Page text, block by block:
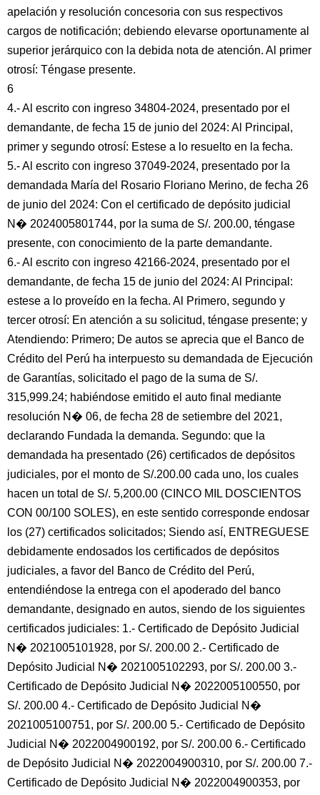
apelación y resolución concesoria con sus respectivos
cargos de notificación; debiendo elevarse oportunamente al
superior jerárquico con la debida nota de atención. Al primer
otrosí: Téngase presente.
6
4.- Al escrito con ingreso 34804-2024, presentado por el
demandante, de fecha 15 de junio del 2024: Al Principal,
primer y segundo otrosí: Estese a lo resuelto en la fecha.
5.- Al escrito con ingreso 37049-2024, presentado por la
demandada María del Rosario Floriano Merino, de fecha 26
de junio del 2024: Con el certificado de depósito judicial
N� 2024005801744, por la suma de S/. 200.00, téngase
presente, con conocimiento de la parte demandante.
6.- Al escrito con ingreso 42166-2024, presentado por el
demandante, de fecha 15 de junio del 2024: Al Principal:
estese a lo proveído en la fecha. Al Primero, segundo y
tercer otrosí: En atención a su solicitud, téngase presente; y
Atendiendo: Primero; De autos se aprecia que el Banco de
Crédito del Perú ha interpuesto su demandada de Ejecución
de Garantías, solicitado el pago de la suma de S/.
315,999.24; habiéndose emitido el auto final mediante
resolución N� 06, de fecha 28 de setiembre del 2021,
declarando Fundada la demanda. Segundo: que la
demandada ha presentado (26) certificados de depósitos
judiciales, por el monto de S/.200.00 cada uno, los cuales
hacen un total de S/. 5,200.00 (CINCO MIL DOSCIENTOS
CON 00/100 SOLES), en este sentido corresponde endosar
los (27) certificados solicitados; Siendo así, ENTREGUESE
debidamente endosados los certificados de depósitos
judiciales, a favor del Banco de Crédito del Perú,
entendiéndose la entrega con el apoderado del banco
demandante, designado en autos, siendo de los siguientes
certificados judiciales: 1.- Certificado de Depósito Judicial
N� 2021005101928, por S/. 200.00 2.- Certificado de
Depósito Judicial N� 2021005102293, por S/. 200.00 3.-
Certificado de Depósito Judicial N� 2022005100550, por
S/. 200.00 4.- Certificado de Depósito Judicial N�
2021005100751, por S/. 200.00 5.- Certificado de Depósito
Judicial N� 2022004900192, por S/. 200.00 6.- Certificado
de Depósito Judicial N� 2022004900310, por S/. 200.00 7.-
Certificado de Depósito Judicial N� 2022004900353, por